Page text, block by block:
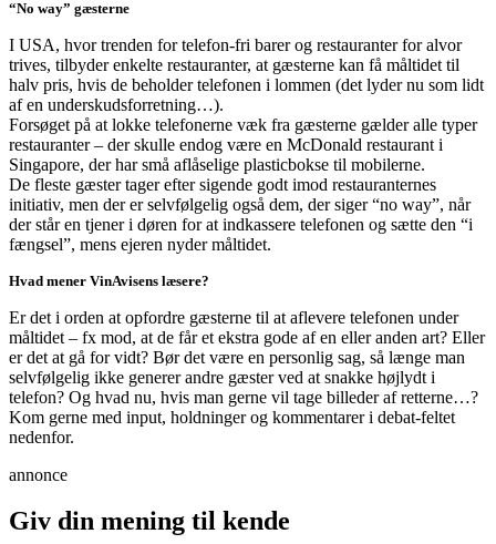
“No way” gæsterne
I USA, hvor trenden for telefon-fri barer og restauranter for alvor
trives, tilbyder enkelte restauranter, at gæsterne kan få måltidet til
halv pris, hvis de beholder telefonen i lommen (det lyder nu som lidt
af en underskudsforretning…).
Forsøget på at lokke telefonerne væk fra gæsterne gælder alle typer
restauranter – der skulle endog være en McDonald restaurant i
Singapore, der har små aflåselige plasticbokse til mobilerne.
De fleste gæster tager efter sigende godt imod restauranternes
initiativ, men der er selvfølgelig også dem, der siger “no way”, når
der står en tjener i døren for at indkassere telefonen og sætte den “i
fængsel”, mens ejeren nyder måltidet.
Hvad mener VinAvisens læsere?
Er det i orden at opfordre gæsterne til at aflevere telefonen under
måltidet – fx mod, at de får et ekstra gode af en eller anden art? Eller
er det at gå for vidt? Bør det være en personlig sag, så længe man
selvfølgelig ikke generer andre gæster ved at snakke højlydt i
telefon? Og hvad nu, hvis man gerne vil tage billeder af retterne…?
Kom gerne med input, holdninger og kommentarer i debat-feltet
nedenfor.
annonce
Giv din mening til kende